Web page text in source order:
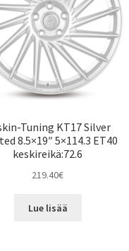
Tuning KT17 Silver
8.5×19″ 5×114.3 ET40
keskireikä:72.6
219.40€
Lue lisää